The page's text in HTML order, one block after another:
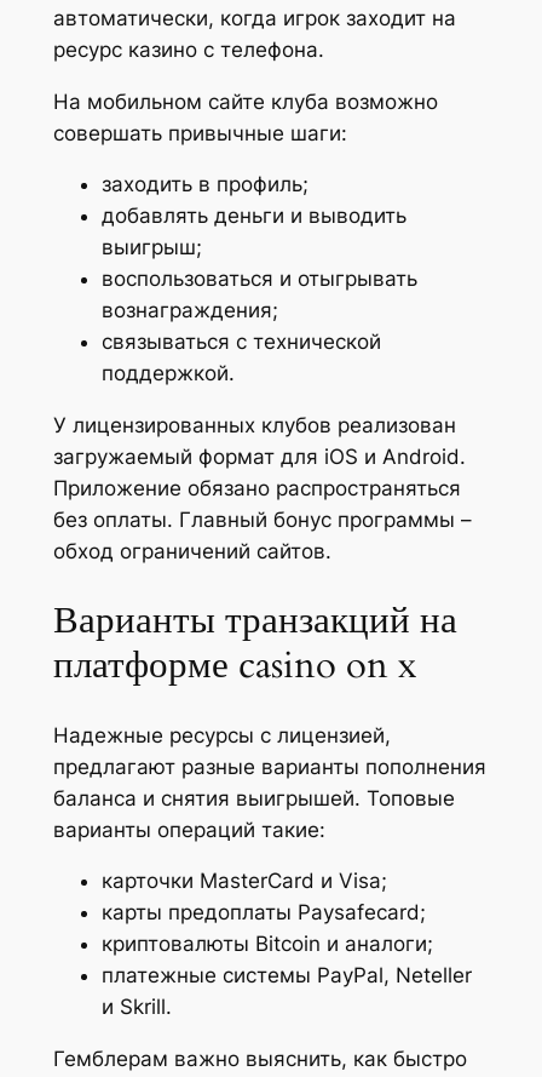
автоматически, когда игрок заходит на
ресурс казино с телефона.
На мобильном сайте клуба возможно
совершать привычные шаги:
заходить в профиль;
добавлять деньги и выводить
выигрыш;
воспользоваться и отыгрывать
вознаграждения;
связываться с технической
поддержкой.
У лицензированных клубов реализован
загружаемый формат для iOS и Android.
Приложение обязано распространяться
без оплаты. Главный бонус программы –
обход ограничений сайтов.
Варианты транзакций на
платформе casino on x
Надежные ресурсы с лицензией,
предлагают разные варианты пополнения
баланса и снятия выигрышей. Топовые
варианты операций такие:
карточки MasterCard и Visa;
карты предоплаты Paysafecard;
криптовалюты Bitcoin и аналоги;
платежные системы PayPal, Neteller
и Skrill.
Гемблерам важно выяснить, как быстро